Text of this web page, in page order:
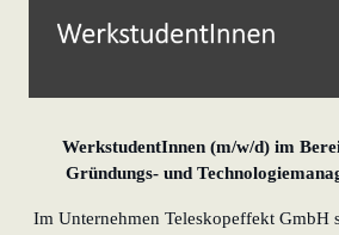
WerkstudentInnen (m/w/d) im
Gründungs- und
Im Unternehmen Teleskopeffekt GmbH